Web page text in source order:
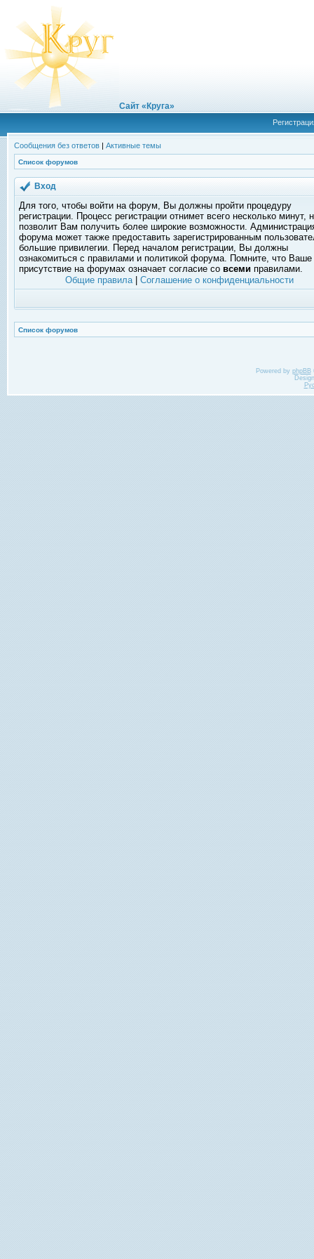
Сайт «Круга»
Сообщения без ответов | Активные темы
Список форумов
Вход
Для того, чтобы войти на форум, Вы должны пройти процедуру
регистрации. Процесс регистрации отнимет всего несколько минут,
позволит Вам получить более широкие возможности.
форума может также предоставить зарегистрированным
большие привилегии. Перед началом регистрации, Вы должны
ознакомиться с правилами и политикой форума. Помните, что Ваше
присутствие на форумах означает согласие со всеми правилами.
Общие правила| Соглашение о конфиденциальности
Список форумов
Powered by phpBB